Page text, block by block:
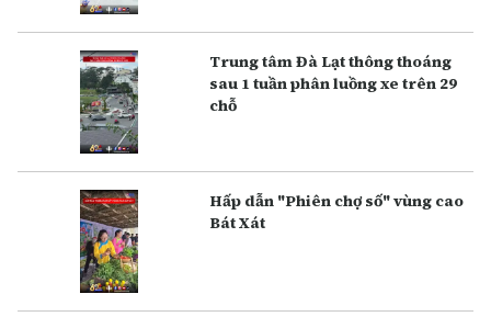
Trung tâm Đà Lạt thông thoáng
sau 1 tuần phân luồng xe trên 29
chỗ
Hấp dẫn "Phiên chợ số" vùng cao
Bát Xát